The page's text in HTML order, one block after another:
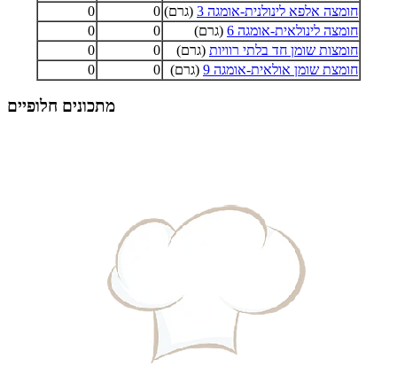
חומצה אלפא לינולנית-אומגה 3
(גרם) 0
0
חומצה לינולאית-אומגה 6
(גרם) 0
0
חומצות שומן חד בלתי רוויות (גרם) 0
0
חומצת שומן אולאית-אומגה 9
(גרם) 0
0
מתכונים חלופיים